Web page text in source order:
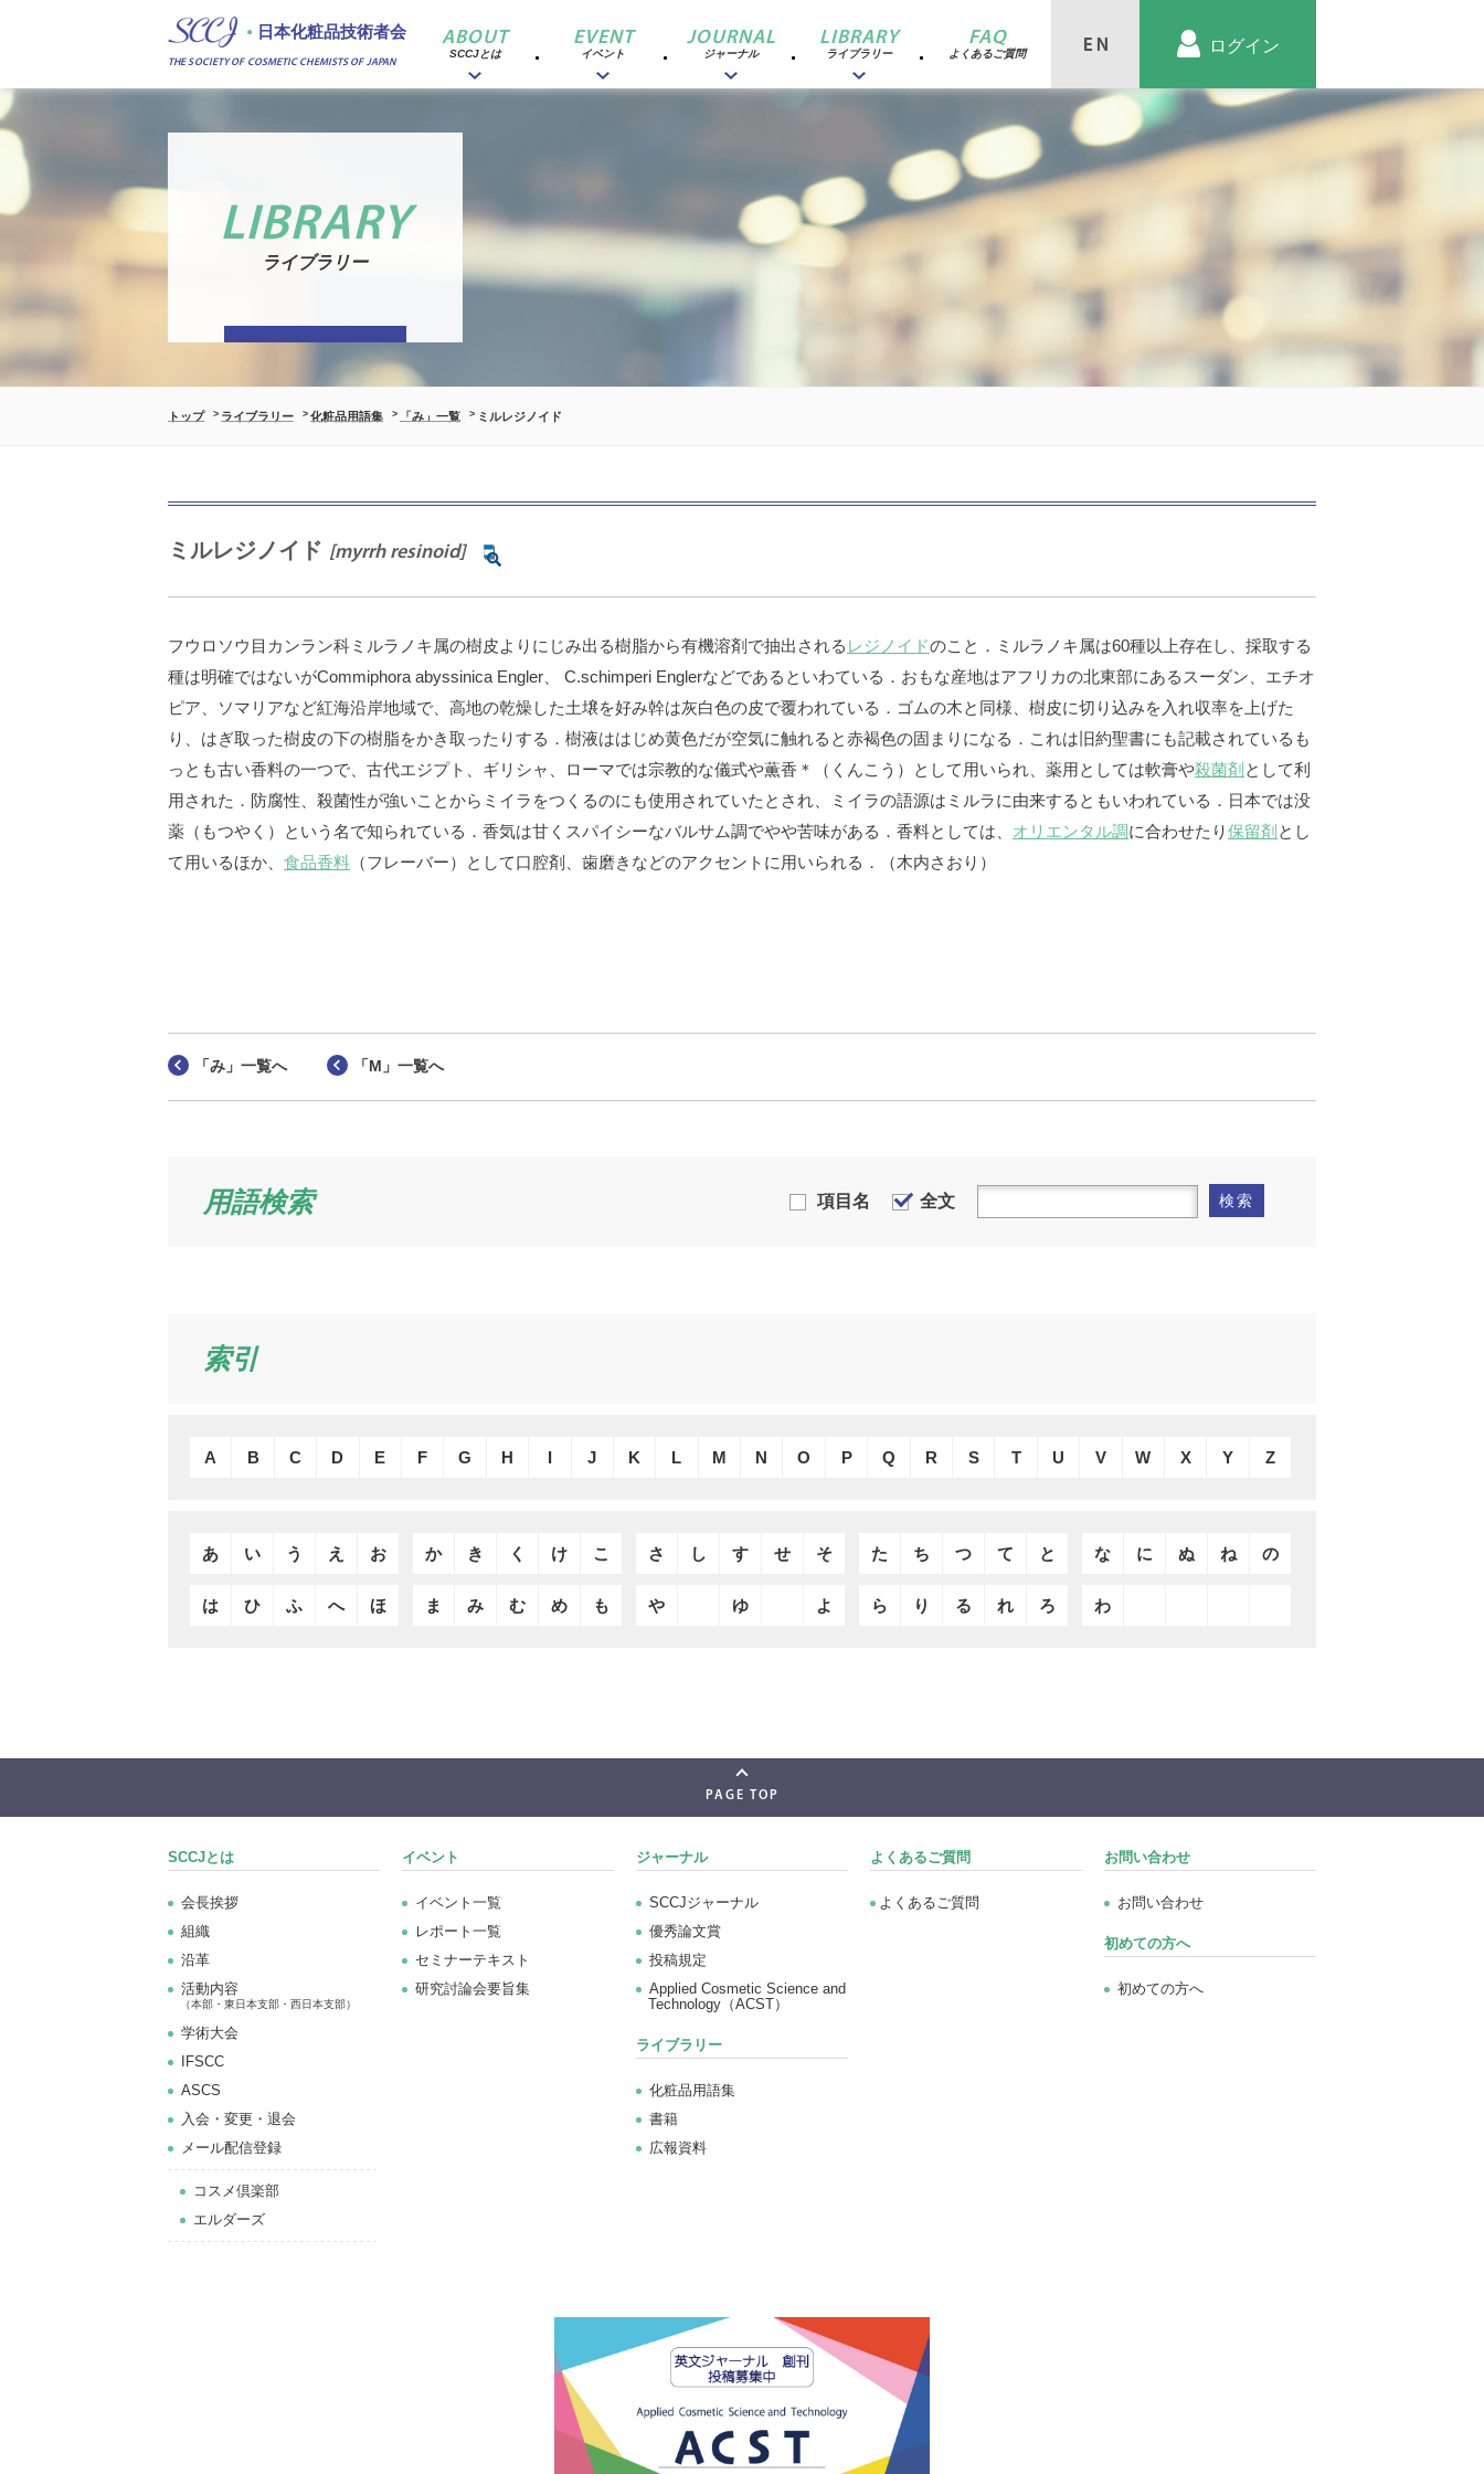
日本化粧品技術者会
THE SOCIETY OF COSMETIC CHEMISTS OF JAPAN
ログイン
ABOUT
SCCJとは
EVENT
イベント
JOURNAL
ジャーナル
LIBRARY
ライブラリー
FAQ
よくあるご質問
LIBRARY
ライブラリー
トップ ライブラリー 化粧品用語集 「み」一覧 ミルレジノイド
ミルレジノイド [myrrh resinoid]
フウロソウ目カンラン科ミルラノキ属の樹皮よりにじみ出る樹脂から有機溶剤で抽出される レジノイドのこと．ミルラノキ属は60種以上存在し、採取する
種は明確ではないがCommiphora abyssinica Engler、 C.schimperi Englerなどであるといわている．おもな産地はアフリカの北東部にあるスーダン、エチオ
ピア、ソマリアなど紅海沿岸地域で、高地の乾燥した土壌を好み幹は灰白色の皮で覆われている．ゴムの木と同様、樹皮に切り込みを入れ収率を上げた
り、はぎ取った樹皮の下の樹脂をかき取ったりする．樹液ははじめ黄色だが空気に触れると赤褐色の固まりになる．これは旧約聖書にも記載されているも
っとも古い香料の一つで、古代エジプト、ギリシャ、ローマでは宗教的な儀式や薫香＊（くんこう）として用いられ、薬用としては軟膏や殺菌剤 として利
用された．防腐性、殺菌性が強いことからミイラをつくるのにも使用されていたとされ、ミイラの語源はミルラに由来するともいわれている．日本では没
薬（もつやく）という名で知られている．香気は甘くスパイシーなバルサム調でやや苦味がある．香料としては、 オリエンタル調に合わせたり保留剤 とし
て用いるほか、 食品香料 （フレーバー）として口腔剤、歯磨きなどのアクセントに用いられる．（木内さおり）
「み」一覧へ 「M」一覧へ
用語検索 項目名 全文 検索
索引
A B C D E F G H I J K L M N O P Q R S T U V W X Y Z
あ い う え お か き く け こ さ し す せ そ た ち つ て と な に ぬ ね の
は ひ ふ へ ほ ま み む め も や ゆ よ ら り る れ ろ わ
PAGE TOP
SCCJとは
会長挨拶
組織
沿革
活動内容
（本部・東日本支部・西日本支部）
学術大会
IFSCC
ASCS
⼊会・変更・退会
メール配信登録
コスメ倶楽部
エルダーズ
イベント
イベント一覧
レポート一覧
セミナーテキスト
研究討論会要旨集
ジャーナル
SCCJジャーナル
優秀論文賞
投稿規定
Applied Cosmetic Science and
Technology（ACST）
ライブラリー
化粧品用語集
書籍
広報資料
よくあるご質問
よくあるご質問
お問い合わせ
お問い合わせ
初めての方へ
初めての方へ